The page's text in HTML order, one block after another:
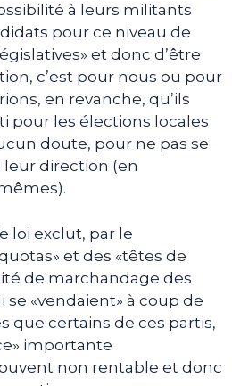
à leurs militants
pour ce niveau de
et donc d’être
c’est pour nous ou pour
en revanche, qu’ils
pour les élections locales
doute, pour ne pas se
direction (en
loi exclut, par le
et des «têtes de
de marchandage des
«vendaient» à coup de
que certains de ces partis,
importante
non rentable et donc